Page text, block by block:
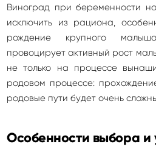
Виноград при беременности
исключить из рациона,
рождение крупного
провоцирует активный рост
не только на процессе
родовом процессе:
родовые пути будет очень
Особенности выбора и